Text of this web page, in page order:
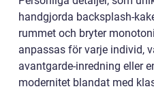
handgjorda backsplash-
rummet och bryter
anpassas för varje individ,
avantgarde-inredning eller
modernitet blandat med